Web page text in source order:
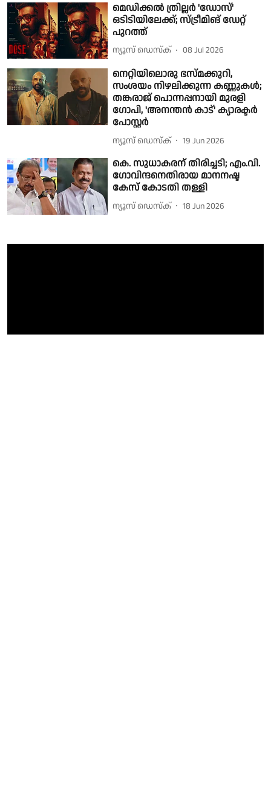
മെഡിക്കൽ ത്രില്ലർ 'ഡോസ്'
ഒടിടിയിലേക്ക്; സ്ട്രീമിങ് ഡേറ്റ്
പുറത്ത്
ന്യൂസ് ഡെസ്ക് 08 Jul 2026
നെറ്റിയിലൊരു ഭസ്മക്കുറി,
സംശയം നിഴലിക്കുന്ന കണ്ണുകള്‍;
തങ്കരാജ് പൊന്നപ്പനായി മുരളി
ഗോപി, 'അനന്തൻ കാട്' ക്യാരക്ടർ
പോസ്റ്റർ
ന്യൂസ് ഡെസ്ക് 19 Jun 2026
കെ. സുധാകരന് തിരിച്ചടി; എം.വി.
ഗോവിന്ദനെതിരായ മാനനഷ്ട
കേസ് കോടതി തള്ളി
ന്യൂസ് ഡെസ്ക് 18 Jun 2026